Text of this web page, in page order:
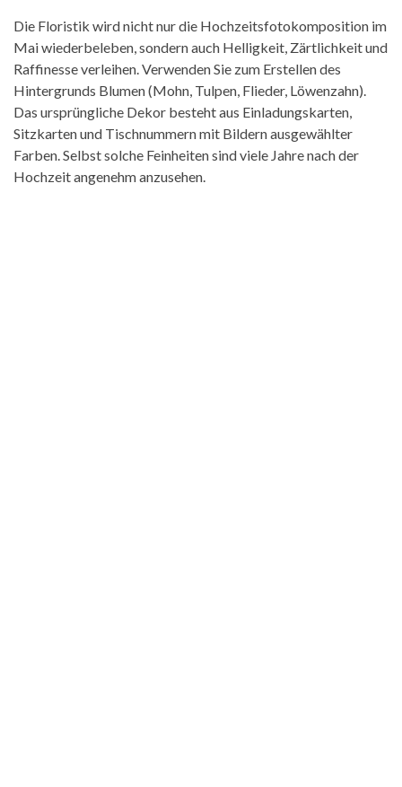
Die Floristik wird nicht nur die Hochzeitsfotokomposition im
Mai wiederbeleben, sondern auch Helligkeit, Zärtlichkeit und
Raffinesse verleihen. Verwenden Sie zum Erstellen des
Hintergrunds Blumen (Mohn, Tulpen, Flieder, Löwenzahn).
Das ursprüngliche Dekor besteht aus Einladungskarten,
Sitzkarten und Tischnummern mit Bildern ausgewählter
Farben. Selbst solche Feinheiten sind viele Jahre nach der
Hochzeit angenehm anzusehen.